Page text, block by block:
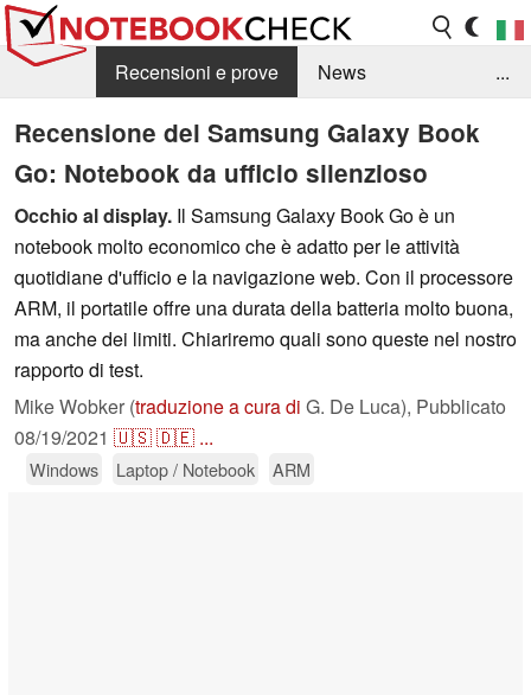
Recensioni e prove
News
Raccolta di recensioni
Info Techniche / Tips
Guida agli acquisti
Search Contact
...
Recensione del Samsung Galaxy Book
Go: Notebook da ufficio silenzioso
Occhio al display. Il Samsung Galaxy Book Go è un
notebook molto economico che è adatto per le attività
quotidiane d'ufficio e la navigazione web. Con il processore
ARM, il portatile offre una durata della batteria molto buona,
ma anche dei limiti. Chiariremo quali sono queste nel nostro
rapporto di test.
Mike Wobker (traduzione a cura di G. De Luca), Pubblicato
08/19/2021 🇺🇸🇩🇪 ...
Windows Laptop / Notebook ARM